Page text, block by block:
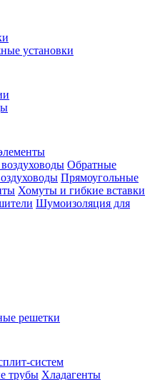
установки
Обратные
Прямоугольные
Хомуты и гибкие вставки
Шумоизоляция для
решетки
систем
трубы Хладагенты